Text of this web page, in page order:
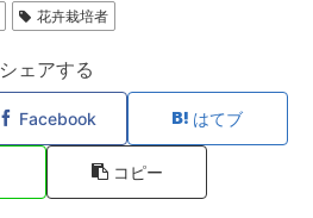
花卉栽培者
シェアする
Facebook はてブ
コピー